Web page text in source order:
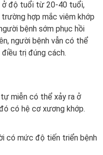
ở độ tuổi từ 20-40 tuổi,
hợp mắc viêm khớp
bệnh sớm phục hồi
người bệnh vẫn có thể
trị đúng cách.
miễn có thể xảy ra ở
có hệ cơ xương khớp.
có mức độ tiến triển bệnh